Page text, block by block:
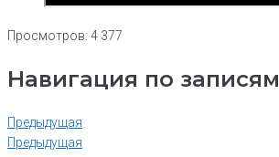
Просмотров: 4 377
Навигация по записям
Предыдущая
Предыдущая